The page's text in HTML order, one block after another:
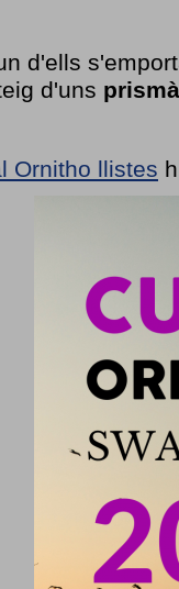
d'ells
d'uns
Ornitho llistes